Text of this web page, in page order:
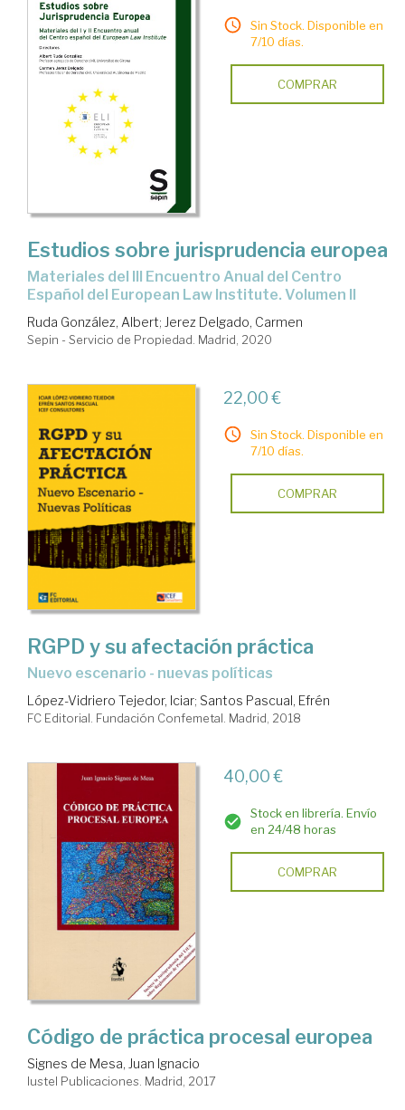
Sin Stock. Disponible en
7/10 días.
COMPRAR
Estudios sobre jurisprudencia europea
Materiales del III Encuentro Anual del Centro
Español del European Law Institute. Volumen II
Ruda González, Albert; Jerez Delgado, Carmen
Sepin - Servicio de Propiedad. Madrid, 2020
22,00 €
Sin Stock. Disponible en
7/10 días.
COMPRAR
RGPD y su afectación práctica
nuevo escenario - nuevas políticas
López-Vidriero Tejedor, Iciar; Santos Pascual, Efrén
FC Editorial. Fundación Confemetal. Madrid, 2018
40,00 €
Stock en librería. Envío
en 24/48 horas
COMPRAR
Código de práctica procesal europea
Signes de Mesa, Juan Ignacio
Iustel Publicaciones. Madrid, 2017